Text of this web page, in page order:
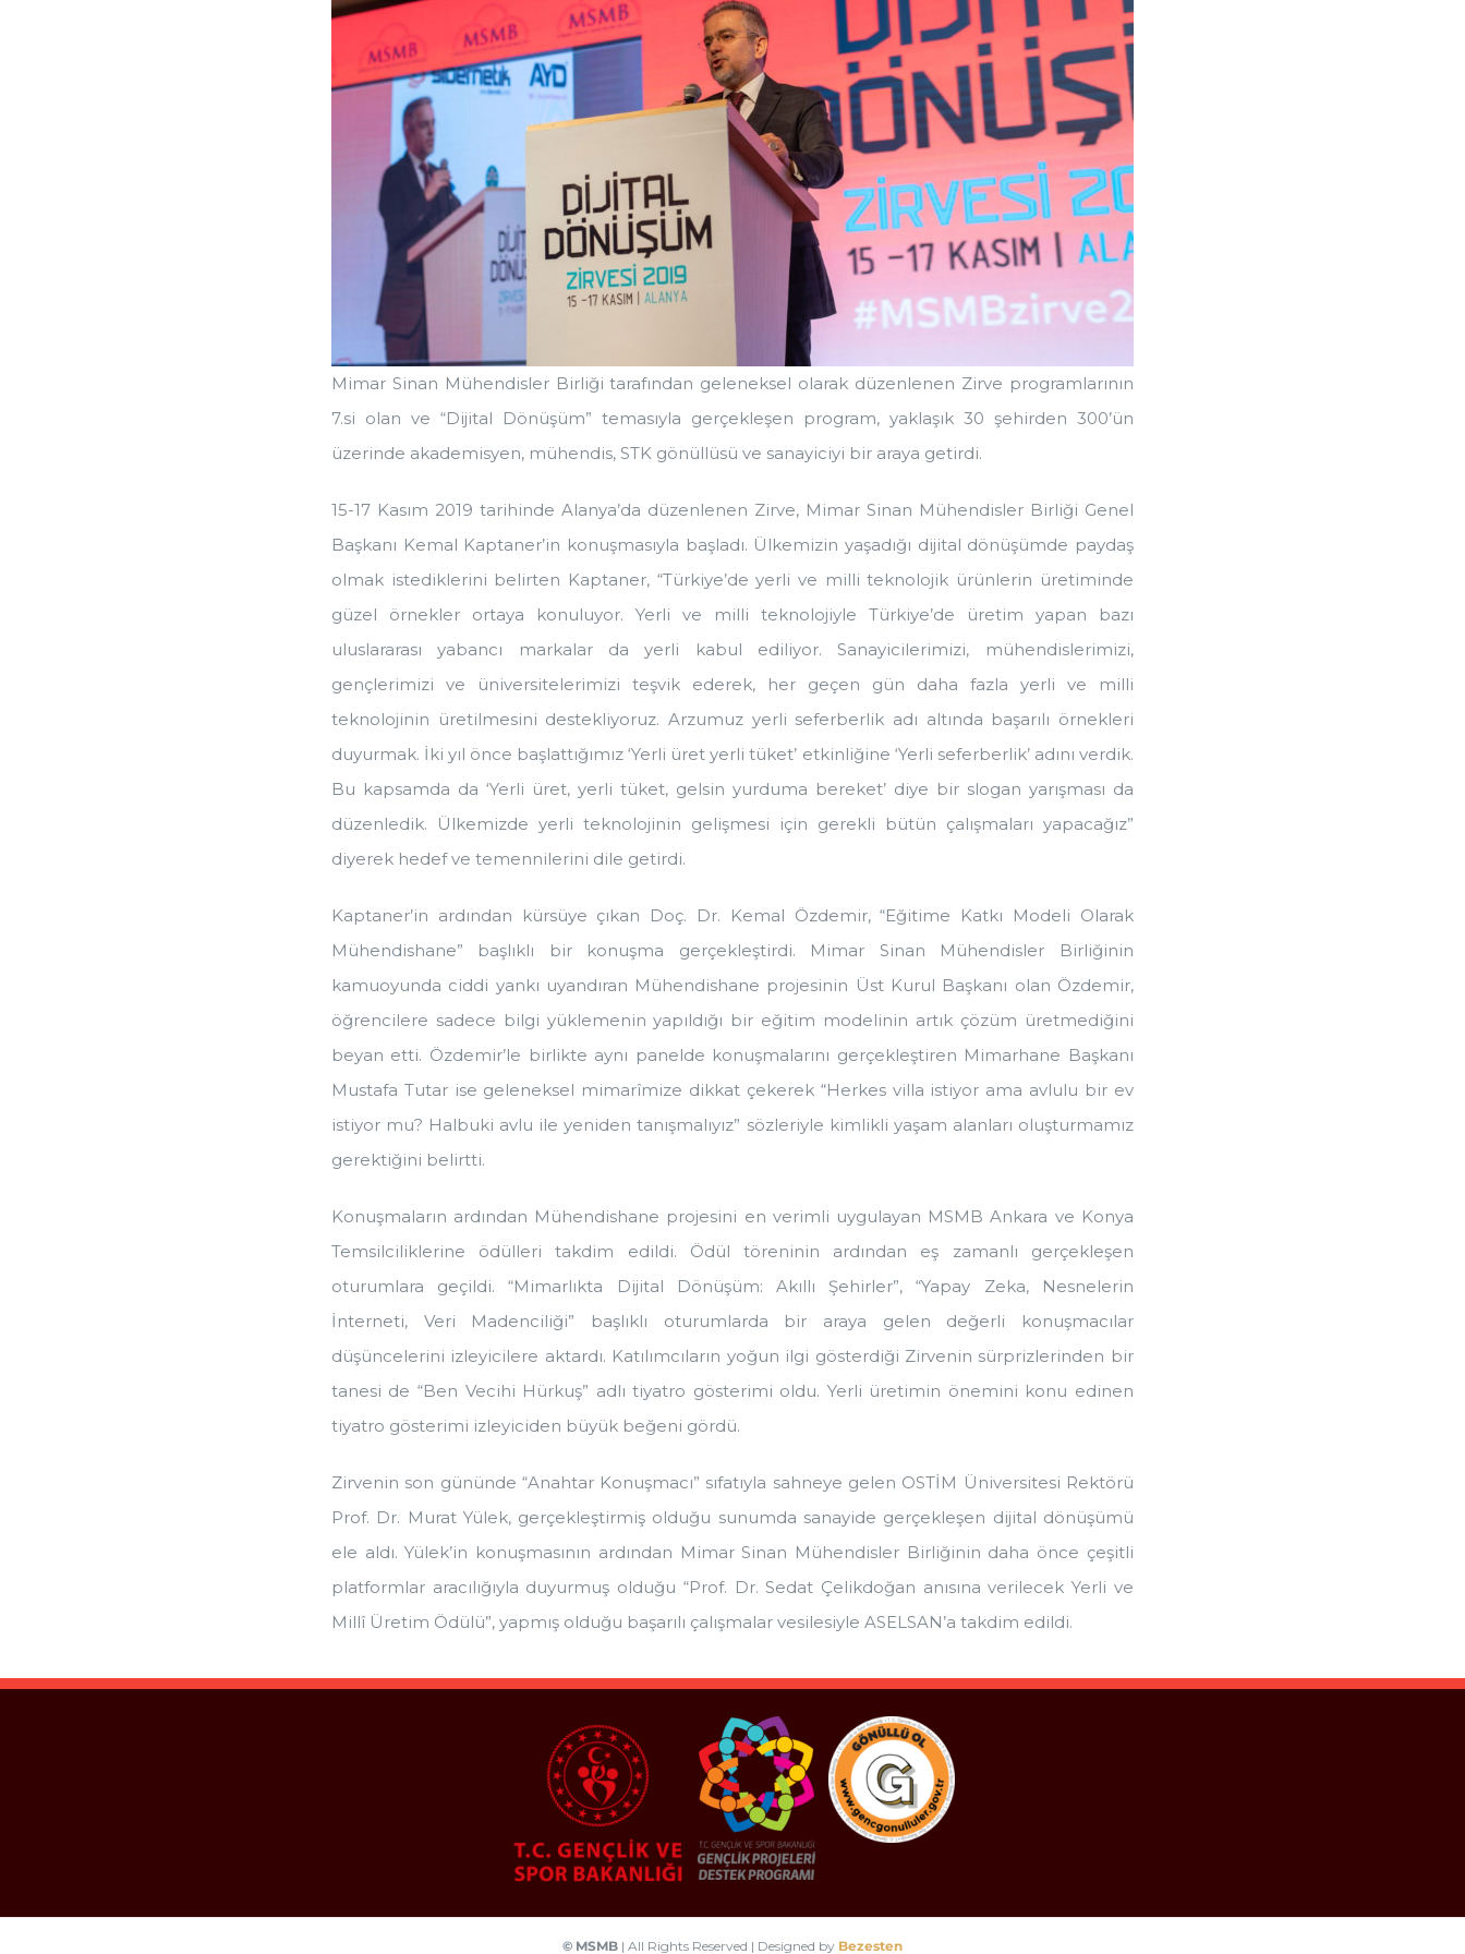
Mimar Sinan Mühendisler Birliği tarafından geleneksel olarak düzenlenen Zirve programlarının
7.si olan ve “Dijital Dönüşüm” temasıyla gerçekleşen program, yaklaşık 30 şehirden 300’ün
üzerinde akademisyen, mühendis, STK gönüllüsü ve sanayiciyi bir araya getirdi.
15-17 Kasım 2019 tarihinde Alanya’da düzenlenen Zirve, Mimar Sinan Mühendisler Birliği Genel
Başkanı Kemal Kaptaner’in konuşmasıyla başladı. Ülkemizin yaşadığı dijital dönüşümde paydaş
olmak istediklerini belirten Kaptaner, “Türkiye’de yerli ve milli teknolojik ürünlerin üretiminde
güzel örnekler ortaya konuluyor. Yerli ve milli teknolojiyle Türkiye’de üretim yapan bazı
uluslararası yabancı markalar da yerli kabul ediliyor. Sanayicilerimizi, mühendislerimizi,
gençlerimizi ve üniversitelerimizi teşvik ederek, her geçen gün daha fazla yerli ve milli
teknolojinin üretilmesini destekliyoruz. Arzumuz yerli seferberlik adı altında başarılı örnekleri
duyurmak. İki yıl önce başlattığımız ‘Yerli üret yerli tüket’ etkinliğine ‘Yerli seferberlik’ adını verdik.
Bu kapsamda da ‘Yerli üret, yerli tüket, gelsin yurduma bereket’ diye bir slogan yarışması da
düzenledik. Ülkemizde yerli teknolojinin gelişmesi için gerekli bütün çalışmaları yapacağız”
diyerek hedef ve temennilerini dile getirdi.
Kaptaner’in ardından kürsüye çıkan Doç. Dr. Kemal Özdemir, “Eğitime Katkı Modeli Olarak
Mühendishane” başlıklı bir konuşma gerçekleştirdi. Mimar Sinan Mühendisler Birliğinin
kamuoyunda ciddi yankı uyandıran Mühendishane projesinin Üst Kurul Başkanı olan Özdemir,
öğrencilere sadece bilgi yüklemenin yapıldığı bir eğitim modelinin artık çözüm üretmediğini
beyan etti. Özdemir’le birlikte aynı panelde konuşmalarını gerçekleştiren Mimarhane Başkanı
Mustafa Tutar ise geleneksel mimarîmize dikkat çekerek “Herkes villa istiyor ama avlulu bir ev
istiyor mu? Halbuki avlu ile yeniden tanışmalıyız” sözleriyle kimlikli yaşam alanları oluşturmamız
gerektiğini belirtti.
Konuşmaların ardından Mühendishane projesini en verimli uygulayan MSMB Ankara ve Konya
Temsilciliklerine ödülleri takdim edildi. Ödül töreninin ardından eş zamanlı gerçekleşen
oturumlara geçildi. “Mimarlıkta Dijital Dönüşüm: Akıllı Şehirler”, “Yapay Zeka, Nesnelerin
İnterneti, Veri Madenciliği” başlıklı oturumlarda bir araya gelen değerli konuşmacılar
düşüncelerini izleyicilere aktardı. Katılımcıların yoğun ilgi gösterdiği Zirvenin sürprizlerinden bir
tanesi de “Ben Vecihi Hürkuş” adlı tiyatro gösterimi oldu. Yerli üretimin önemini konu edinen
tiyatro gösterimi izleyiciden büyük beğeni gördü.
Zirvenin son gününde “Anahtar Konuşmacı” sıfatıyla sahneye gelen OSTİM Üniversitesi Rektörü
Prof. Dr. Murat Yülek, gerçekleştirmiş olduğu sunumda sanayide gerçekleşen dijital dönüşümü
ele aldı. Yülek’in konuşmasının ardından Mimar Sinan Mühendisler Birliğinin daha önce çeşitli
platformlar aracılığıyla duyurmuş olduğu “Prof. Dr. Sedat Çelikdoğan anısına verilecek Yerli ve
Millî Üretim Ödülü”, yapmış olduğu başarılı çalışmalar vesilesiyle ASELSAN’a takdim edildi.
© MSMB | All Rights Reserved | Designed by Bezesten